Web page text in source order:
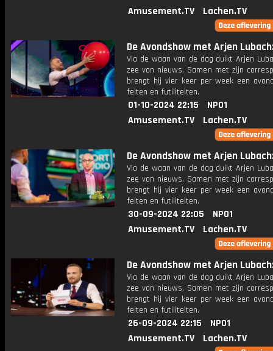
Amusement.TV
Lachen.TV
De Avondshow met Arjen
Via de waan van de dag duikt Arjen
zee van nieuws. Samen met zijn
brengt hij vier keer per week een
feiten en futiliteiten.
01-10-2024 22:15
NPO1
Amusement.TV
Lachen.TV
De Avondshow met Arjen
Via de waan van de dag duikt Arjen
zee van nieuws. Samen met zijn
brengt hij vier keer per week een
feiten en futiliteiten.
30-09-2024 22:05
NPO1
Amusement.TV
Lachen.TV
De Avondshow met Arjen
Via de waan van de dag duikt Arjen
zee van nieuws. Samen met zijn
brengt hij vier keer per week een
feiten en futiliteiten.
26-09-2024 22:15
NPO1
Amusement.TV
Lachen.TV